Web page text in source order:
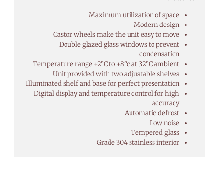
Maximum utilization of space
Modern design
Castor wheels make the unit easy to move
Double glazed glass windows to prevent
condensation
Temperature range +2°C to +8°c at 32°C ambient
Unit provided with two adjustable shelves
Illuminated shelf and base for perfect presentation
Digital display and temperature control for high
accuracy
Automatic defrost
Low noise
Tempered glass
Grade 304 stainless interior